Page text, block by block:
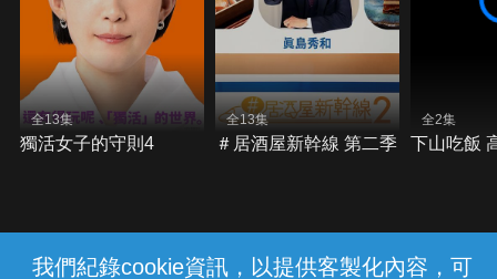
我們紀錄cookie資訊，以提供客製化內容，可
全13集
獨活女子的守則4
全13集
＃居酒屋新幹線 第二季
全2集
下山吃飯
{{notifyMsg}}